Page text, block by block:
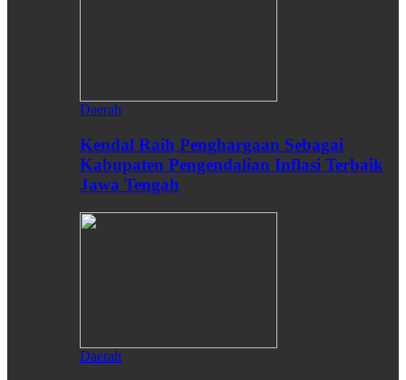
Daerah
Kendal Raih Penghargaan Sebagai
Kabupaten Pengendalian Inflasi Terbaik
Jawa Tengah
Daerah